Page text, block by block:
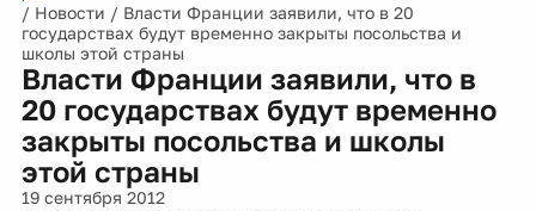
/ Новости / Власти Франции заявили, что в 20
государствах будут временно закрыты посольства и
школы этой страны
Власти Франции заявили, что в
20 государствах будут временно
закрыты посольства и школы
этой страны
19 сентября 2012